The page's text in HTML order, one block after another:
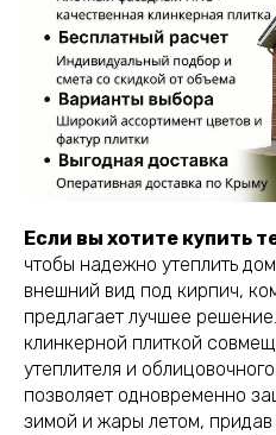
Если вы хотите купить
чтобы надежно утеплить
внешний вид под кирпич,
предлагает лучшее
клинкерной плиткой
утеплителя и
позволяет одновременно
зимой и жары летом,